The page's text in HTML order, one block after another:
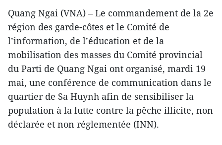
Quang Ngai (VNA) – Le commandement de la 2e
région des garde-côtes et le Comité de
l’information, de l’éducation et de la
mobilisation des masses du Comité provincial
du Parti de Quang Ngai ont organisé, mardi 19
mai, une conférence de communication dans le
quartier de Sa Huynh afin de sensibiliser la
population à la lutte contre la pêche illicite, non
déclarée et non réglementée (INN).